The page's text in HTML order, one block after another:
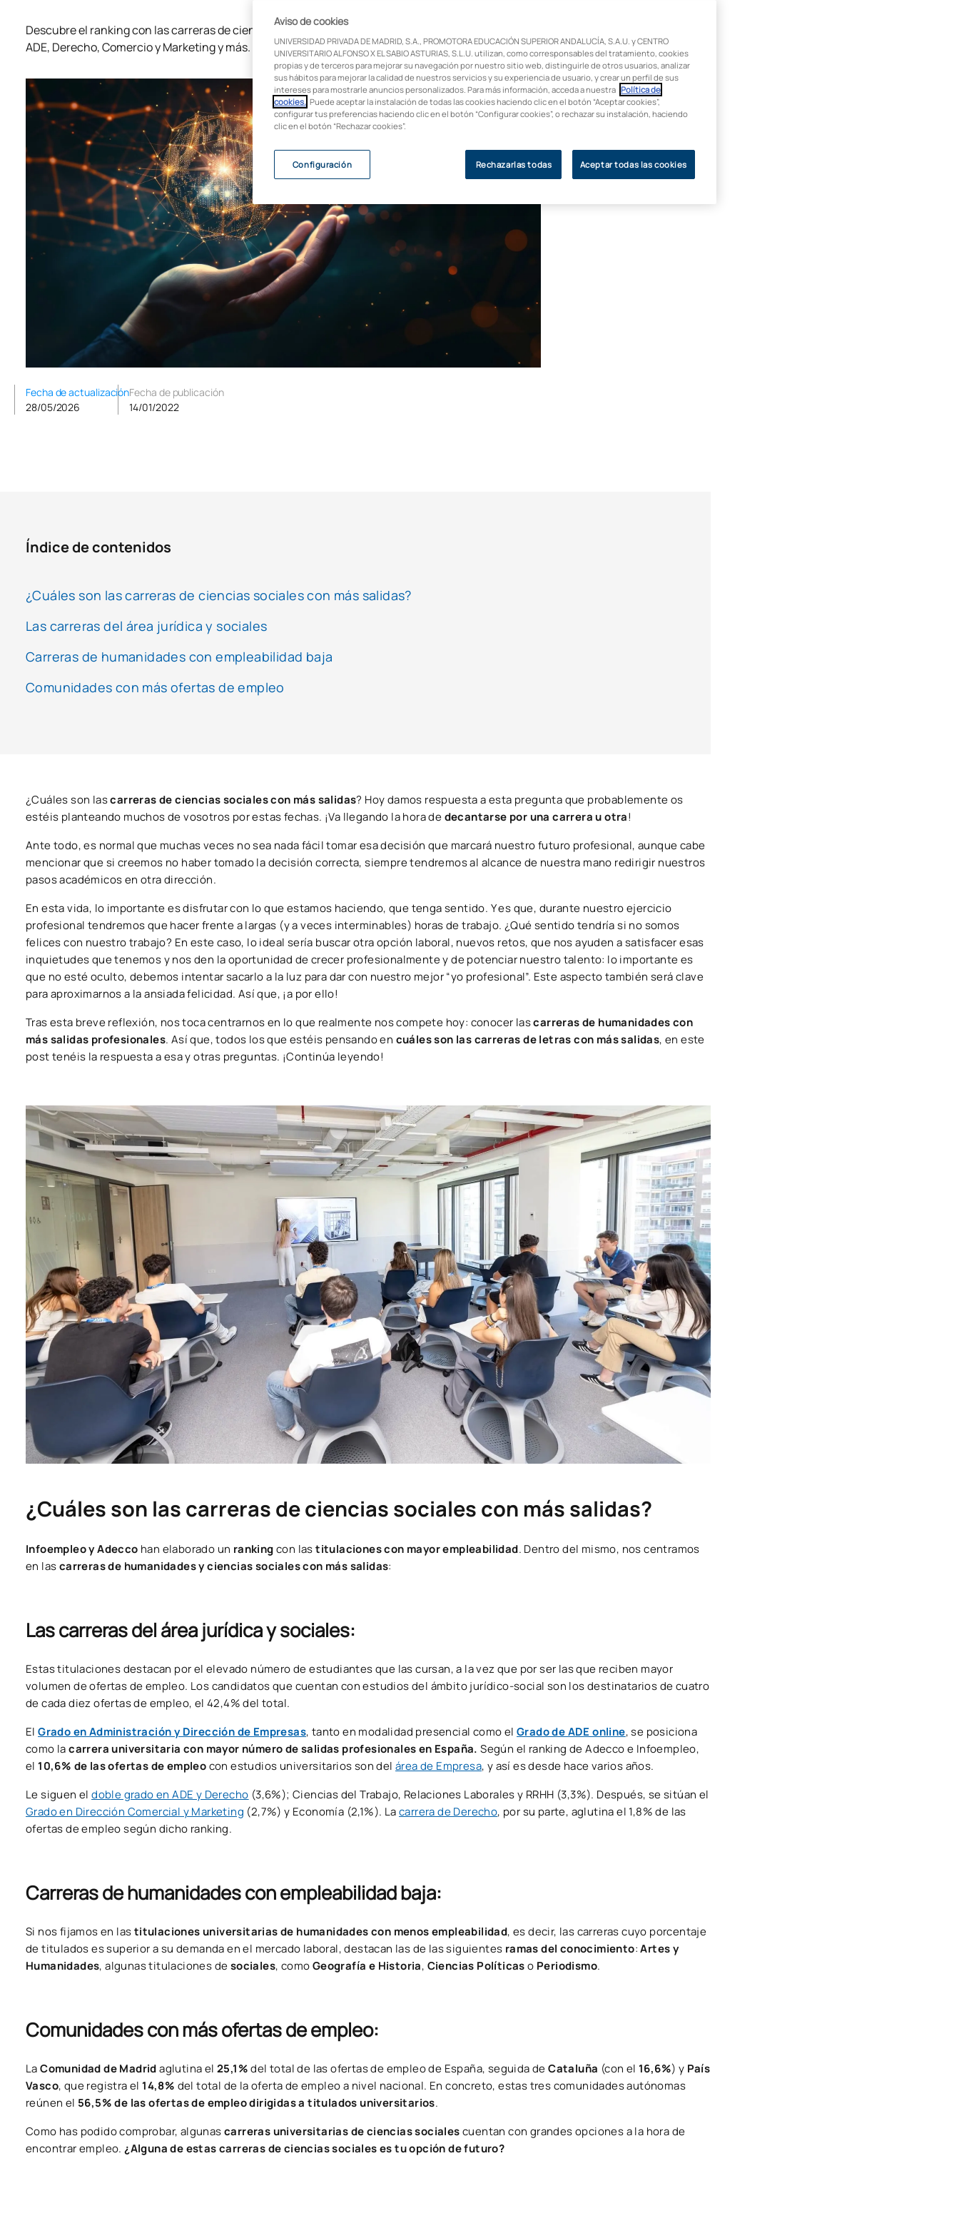
Descubre el ranking con las carreras de ciencias sociales con más salidas profesionales en España:
ADE, Derecho, Comercio y Marketing y más. ¡Atentos a este post!
Fecha de actualización
28/05/2026
Fecha de publicación
14/01/2022
Índice de contenidos
¿Cuáles son las carreras de ciencias sociales con más salidas?
Las carreras del área jurídica y sociales
Carreras de humanidades con empleabilidad baja
Comunidades con más ofertas de empleo
¿Cuáles son lascarreras de ciencias sociales con más salidas? Hoy damos respuesta a esta pregunta que probablemente os
estéis planteando muchos de vosotros por estas fechas. ¡Va llegando la hora dedecantarse por una carrera u otra!
Ante todo, es normal que muchas veces no sea nada fácil tomar esa decisión que marcará nuestro futuro profesional, aunque cabe
mencionar que si creemos no haber tomado la decisión correcta, siempre tendremos al alcance de nuestra mano redirigir nuestros
pasos académicos en otra dirección.
En esta vida, lo importante es disfrutar con lo que estamos haciendo, que tenga sentido. Y es que, durante nuestro ejercicio
profesional tendremos que hacer frente a largas (y a veces interminables) horas de trabajo. ¿Qué sentido tendría si no somos
felices con nuestro trabajo? En este caso, lo ideal sería buscar otra opción laboral, nuevos retos, que nos ayuden a satisfacer esas
inquietudes que tenemos y nos den la oportunidad de crecer profesionalmente y de potenciar nuestro talento: lo importante es
que no esté oculto, debemos intentar sacarlo a la luz para dar con nuestro mejor “yo profesional”. Este aspecto también será clave
para aproximarnos a la ansiada felicidad. Así que, ¡a por ello!
Tras esta breve reflexión, nos toca centrarnos en lo que realmente nos compete hoy: conocer lascarreras de humanidades con
más salidas profesionales. Así que, todos los que estéis pensando en cuáles son las carreras de letras con más salidas, en este
post tenéis la respuesta a esa y otras preguntas. ¡Continúa leyendo!
¿Cuáles son las carreras de ciencias sociales con más salidas?
Infoempleo y Adecco han elaborado un rankingcon lastitulaciones con mayor empleabilidad. Dentro del mismo, nos centramos
en lascarreras de humanidades y ciencias sociales con más salidas:
Las carreras del área jurídica y sociales:
Estas titulaciones destacan por el elevado número de estudiantes que las cursan, a la vez que por ser las que reciben mayor
volumen de ofertas de empleo. Los candidatos que cuentan con estudios del ámbito jurídico-social son los destinatarios de cuatro
de cada diez ofertas de empleo, el 42,4% del total.
ElGrado en Administración y Dirección de Empresas, tanto en modalidad presencial como elGrado de ADE online, se posiciona
como lacarrera universitaria con mayor número de salidas profesionales en España.Según el ranking de Adecco e Infoempleo,
el 10,6% de las ofertas de empleocon estudios universitarios son delárea de Empresa, y así es desde hace varios años.
Le siguen eldoble grado en ADE y Derecho (3,6%); Ciencias del Trabajo, Relaciones Laborales y RRHH (3,3%). Después, se sitúan el
Grado en Dirección Comercial y Marketing (2,7%) y Economía (2,1%). Lacarrera de Derecho, por su parte, aglutina el 1,8% de las
ofertas de empleo según dicho ranking.
Carreras de humanidades con empleabilidad baja:
Si nos fijamos en lastitulaciones universitarias de humanidades con menos empleabilidad, es decir, las carreras cuyo porcentaje
de titulados es superior a su demanda en el mercado laboral, destacan las de las siguientes ramas del conocimiento:Artes y
Humanidades, algunas titulaciones desociales, comoGeografía e Historia, Ciencias Políticaso Periodismo.
Comunidades con más ofertas de empleo:
LaComunidad de Madridaglutina el25,1%del total de las ofertas de empleo de España, seguida deCataluña (con el 16,6%) y País
Vasco, que registra el 14,8% del total de la oferta de empleo a nivel nacional. En concreto, estas tres comunidades autónomas
reúnen el 56,5% de las ofertas de empleo dirigidas a titulados universitarios.
Como has podido comprobar, algunascarreras universitarias de ciencias socialescuentan con grandes opciones a la hora de
encontrar empleo.¿Alguna de estas carreras de ciencias sociales es tu opción de futuro?
Aviso de cookies
UNIVERSIDAD PRIVADA DE MADRID, S.A., PROMOTORA EDUCACIÓN SUPERIOR ANDALUCÍA, S.A.U. y CENTRO
UNIVERSITARIO ALFONSO X EL SABIO ASTURIAS, S.L.U. utilizan, como corresponsables del tratamiento, cookies
propias y de terceros para mejorar su navegación por nuestro sitio web, distinguirle de otros usuarios, analizar
sus hábitos para mejorar la calidad de nuestros servicios y su experiencia de usuario, y crear un perfil de sus
intereses para mostrarle anuncios personalizados. Para más información, acceda a nuestra Política de
cookies. . Puede aceptar la instalación de todas las cookies haciendo clic en el botón “Aceptar cookies”,
configurar tus preferencias haciendo clic en el botón “Configurar cookies”, o rechazar su instalación, haciendo
clic en el botón “Rechazar cookies”.
Rechazarlas todas Aceptar todas las cookies
Configuración